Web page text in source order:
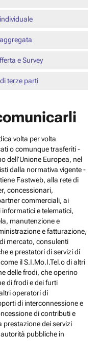
e Survey
terze parti
volta per volta
o comunque trasferiti -
dell’Unione Europea, nel
dalla normativa vigente -
Fastweb, alla rete di
concessionari,
commerciali, ai
e telematici,
manutenzione e
e fatturazione,
mercato, consulenti
e prestatori di servizi di
il S.I.Mo.I.Tel.o di altri
delle frodi, che operino
di frodi e dei furti
operatori di
di interconnessione e
di contributi e
prestazione dei servizi
pubbliche in